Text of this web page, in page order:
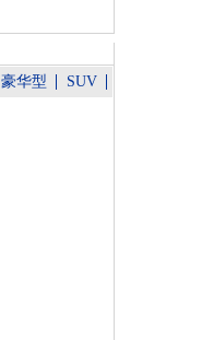
豪华型 SUV